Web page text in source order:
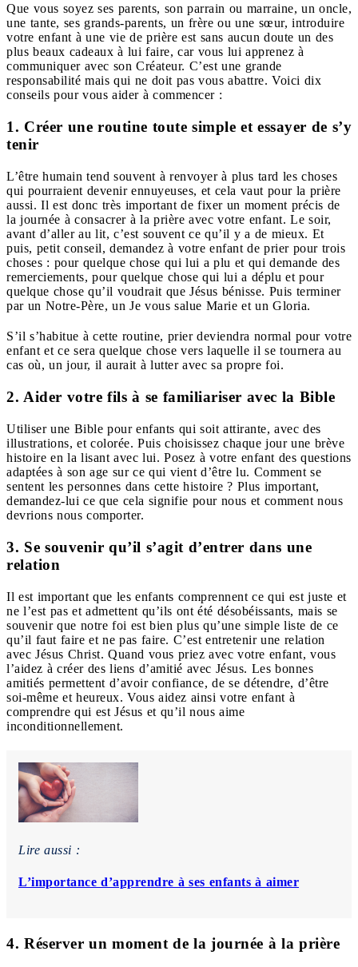
Que vous soyez ses parents, son parrain ou marraine, un oncle,
une tante, ses grands-parents, un frère ou une sœur, introduire
votre enfant à une vie de prière est sans aucun doute un des
plus beaux cadeaux à lui faire, car vous lui apprenez à
communiquer avec son Créateur. C’est une grande
responsabilité mais qui ne doit pas vous abattre. Voici dix
conseils pour vous aider à commencer :
1. Créer une routine toute simple et essayer de s’y
tenir
L’être humain tend souvent à renvoyer à plus tard les choses
qui pourraient devenir ennuyeuses, et cela vaut pour la prière
aussi. Il est donc très important de fixer un moment précis de
la journée à consacrer à la prière avec votre enfant. Le soir,
avant d’aller au lit, c’est souvent ce qu’il y a de mieux. Et
puis, petit conseil, demandez à votre enfant de prier pour trois
choses : pour quelque chose qui lui a plu et qui demande des
remerciements, pour quelque chose qui lui a déplu et pour
quelque chose qu’il voudrait que Jésus bénisse. Puis terminer
par un Notre-Père, un Je vous salue Marie et un Gloria.
S’il s’habitue à cette routine, prier deviendra normal pour votre
enfant et ce sera quelque chose vers laquelle il se tournera au
cas où, un jour, il aurait à lutter avec sa propre foi.
2. Aider votre fils à se familiariser avec la Bible
Utiliser une Bible pour enfants qui soit attirante, avec des
illustrations, et colorée. Puis choisissez chaque jour une brève
histoire en la lisant avec lui. Posez à votre enfant des questions
adaptées à son age sur ce qui vient d’être lu. Comment se
sentent les personnes dans cette histoire ? Plus important,
demandez-lui ce que cela signifie pour nous et comment nous
devrions nous comporter.
3. Se souvenir qu’il s’agit d’entrer dans une
relation
Il est important que les enfants comprennent ce qui est juste et
ne l’est pas et admettent qu’ils ont été désobéissants, mais se
souvenir que notre foi est bien plus qu’une simple liste de ce
qu’il faut faire et ne pas faire. C’est entretenir une relation
avec Jésus Christ. Quand vous priez avec votre enfant, vous
l’aidez à créer des liens d’amitié avec Jésus. Les bonnes
amitiés permettent d’avoir confiance, de se détendre, d’être
soi-même et heureux. Vous aidez ainsi votre enfant à
comprendre qui est Jésus et qu’il nous aime
inconditionnellement.
Lire aussi :
L’importance d’apprendre à ses enfants à aimer
4. Réserver un moment de la journée à la prière